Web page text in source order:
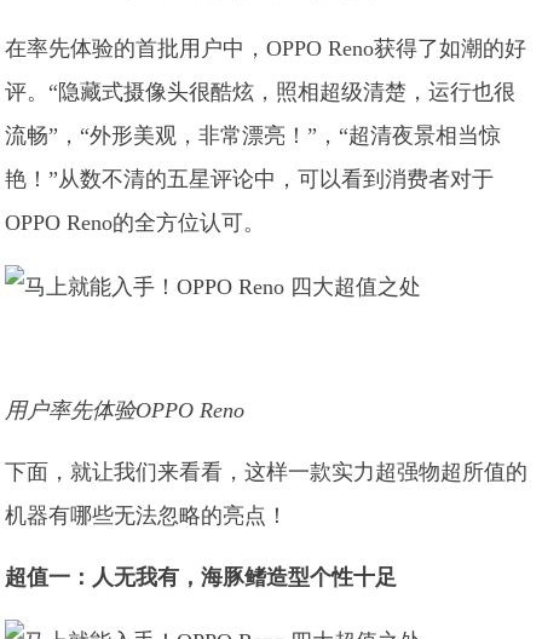
在率先体验的首批用户中，OPPO Reno获得了如潮的好
评。“隐藏式摄像头很酷炫，照相超级清楚，运行也很
流畅”，“外形美观，非常漂亮！”，“超清夜景相当惊
艳！”从数不清的五星评论中，可以看到消费者对于
OPPO Reno的全方位认可。
用户率先体验OPPO Reno
下面，就让我们来看看，这样一款实力超强物超所值的
机器有哪些无法忽略的亮点！
超值一：人无我有，海豚鳍造型个性十足